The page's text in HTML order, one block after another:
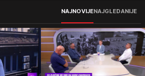
NAJNOVIJENAJGLEDANIJE